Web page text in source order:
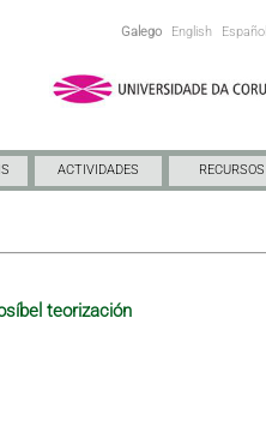
Galego English Español
ACTIVIDADES RECURSOS
teorización